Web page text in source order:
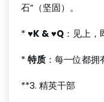
石”（坚固）。
*♥K & ♥Q ：见上，
*特质 ：每一位都拥
**3. 精英干部